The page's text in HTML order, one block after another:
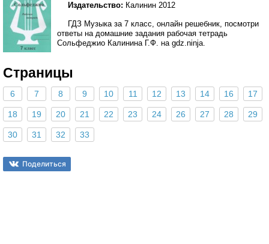
Издательство: Калинин 2012
ГДЗ Музыка за 7 класс, онлайн решебник, посмотри
ответы на домашние задания рабочая тетрадь
Сольфеджио Калинина Г.Ф. на gdz.ninja.
Страницы
6 7 8 9 10 11 12 13 14 16 17
18 19 20 21 22 23 24 26 27 28 29
30 31 32 33
Поделиться